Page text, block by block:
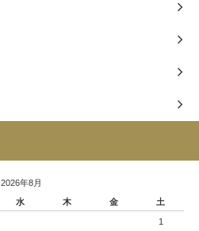
2026年8月
水 木 金 土
1